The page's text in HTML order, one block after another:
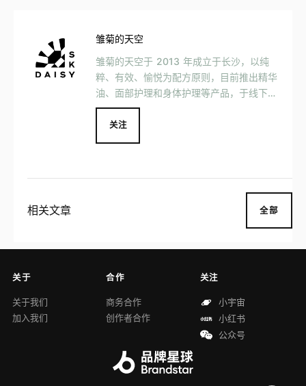
雏菊的天空
雏菊的天空于 2013 年成立于长沙，以纯
粹、有效、愉悦为配方原则，目前推出精华
油、面部护理和身体护理等产品，于线下门
店、天猫旗舰店、京东舰旗店和小红书等线
上平台进行售卖。
关注
相关文章 全部
关于
关于我们
加入我们
合作
商务合作
创作者合作
关注
小宇宙
小红书
公众号